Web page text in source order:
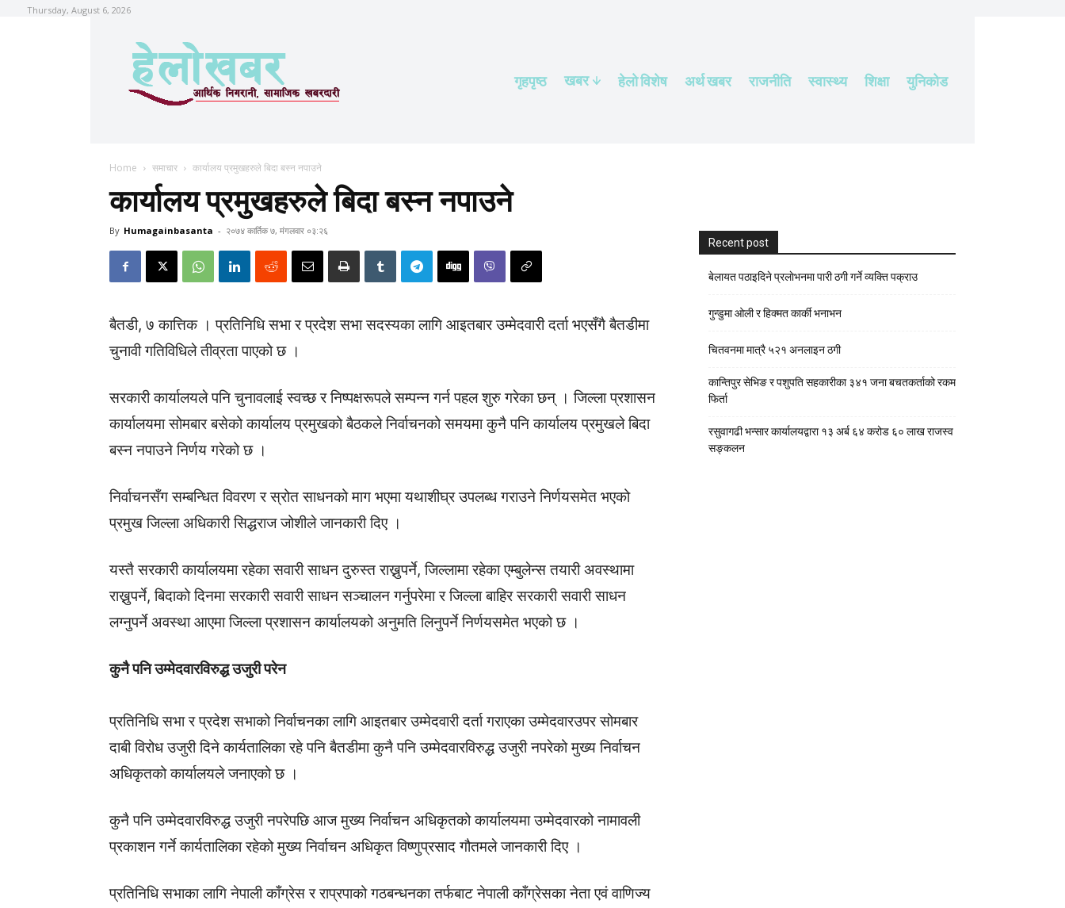
Thursday, August 6, 2026
गृहपृष्ठ खबर हेलाे विशेष अर्थ खबर राजनीति स्वास्थ्य शिक्षा युनिकोड
Home समाचार कार्यालय प्रमुखहरुले बिदा बस्न नपाउने
कार्यालय प्रमुखहरुले बिदा बस्न नपाउने
By Humagainbasanta - २०७४ कार्तिक ७, मंगलवार ०३:२६
बैतडी, ७ कात्तिक । प्रतिनिधि सभा र प्रदेश सभा सदस्यका लागि आइतबार उम्मेदवारी दर्ता भएसँगै बैतडीमा
चुनावी गतिविधिले तीव्रता पाएको छ ।
सरकारी कार्यालयले पनि चुनावलाई स्वच्छ र निष्पक्षरूपले सम्पन्न गर्न पहल शुरु गरेका छन् । जिल्ला प्रशासन
कार्यालयमा सोमबार बसेको कार्यालय प्रमुखको बैठकले निर्वाचनको समयमा कुनै पनि कार्यालय प्रमुखले बिदा
बस्न नपाउने निर्णय गरेको छ ।
निर्वाचनसँग सम्बन्धित विवरण र स्रोत साधनको माग भएमा यथाशीघ्र उपलब्ध गराउने निर्णयसमेत भएको
प्रमुख जिल्ला अधिकारी सिद्धराज जोशीले जानकारी दिए ।
यस्तै सरकारी कार्यालयमा रहेका सवारी साधन दुरुस्त राख्नुपर्ने, जिल्लामा रहेका एम्बुलेन्स तयारी अवस्थामा
राख्नुपर्ने, बिदाको दिनमा सरकारी सवारी साधन सञ्चालन गर्नुपरेमा र जिल्ला बाहिर सरकारी सवारी साधन
लग्नुपर्ने अवस्था आएमा जिल्ला प्रशासन कार्यालयको अनुमति लिनुपर्ने निर्णयसमेत भएको छ ।
कुनै पनि उम्मेदवारविरुद्ध उजुरी परेन
प्रतिनिधि सभा र प्रदेश सभाको निर्वाचनका लागि आइतबार उम्मेदवारी दर्ता गराएका उम्मेदवारउपर सोमबार
दाबी विरोध उजुरी दिने कार्यतालिका रहे पनि बैतडीमा कुनै पनि उम्मेदवारविरुद्ध उजुरी नपरेको मुख्य निर्वाचन
अधिकृतको कार्यालयले जनाएको छ ।
कुनै पनि उम्मेदवारविरुद्ध उजुरी नपरेपछि आज मुख्य निर्वाचन अधिकृतको कार्यालयमा उम्मेदवारको नामावली
प्रकाशन गर्ने कार्यतालिका रहेको मुख्य निर्वाचन अधिकृत विष्णुप्रसाद गौतमले जानकारी दिए ।
प्रतिनिधि सभाका लागि नेपाली काँग्रेस र राप्रपाको गठबन्धनका तर्फबाट नेपाली काँग्रेसका नेता एवं वाणिज्य
Recent post
बेलायत पठाइदिने प्रलाेभनमा पारी ठगी गर्ने व्यक्ति पक्राउ
गुन्डुमा ओली र हिक्मत कार्की भनाभन
चितवनमा मात्रै ५२१ अनलाइन ठगी
कान्तिपुर सेभिङ र पशुपति सहकारीका ३४१ जना बचतकर्ताको रकम
फिर्ता
रसुवागढी भन्सार कार्यालयद्वारा १३ अर्ब ६४ करोड ६० लाख राजस्व
सङ्कलन